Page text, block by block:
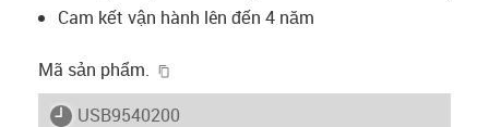
Cam kết vận hành lên đến 4 năm
Mã sản phẩm.
igus-icon-lieferzeit
USB9540200